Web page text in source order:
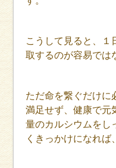
こうして見ると、１
取するのが容易では
ただ命を繋ぐだけに
満足せず、健康で元
量のカルシウムをし
くきっかけになれば